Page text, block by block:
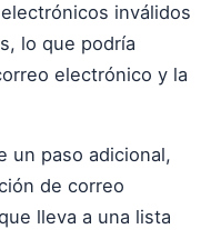
inválidos
lo que podría
electrónico y la
un paso adicional,
de correo
lleva a una lista